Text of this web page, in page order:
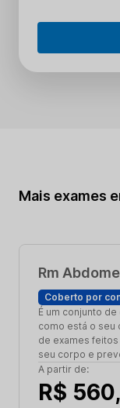
Mais exames
Rm
Coberto por
É um conjunto
como está o seu
de exames
seu corpo e
A partir de:
R$